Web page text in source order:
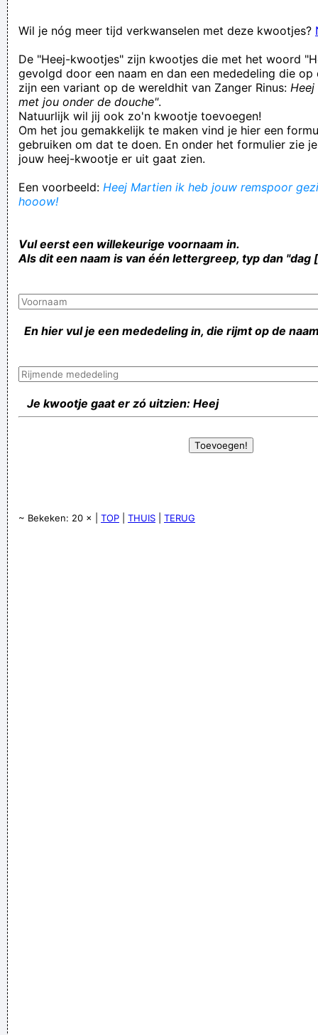
Wil je nóg meer tijd verkwanselen met deze kwootjes?
De "Heej-kwootjes" zijn kwootjes die met het woord
gevolgd door een naam en dan een mededeling die op
zijn een variant op de wereldhit van Zanger Rinus:
met jou onder de douche".
Natuurlijk wil jij ook zo'n kwootje toevoegen!
Om het jou gemakkelijk te maken vind je hier een
gebruiken om dat te doen. En onder het formulier zie
jouw heej-kwootje er uit gaat zien.
Een voorbeeld: Heej Martien ik heb jouw remspoor
hooow!
Vul eerst een willekeurige voornaam in.
Als dit een naam is van één lettergreep, typ dan "dag
En hier vul je een mededeling in, die rijmt op de
Je kwootje gaat er zó uitzien: Heej
~ Bekeken: 20 × | TOP THUIS TERUG